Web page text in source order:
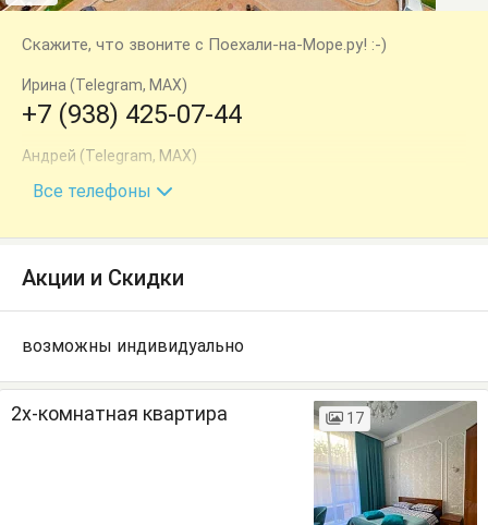
Скажите, что звоните с Поехали-на-Море.ру! :-)
Ирина (Telegram, MAX)
+7 (938) 425-07-44
Андрей (Telegram, MAX)
+7 (909) 457-27-26
Все телефоны
Акции и Скидки
возможны индивидуально
2х-комнатная квартира 17